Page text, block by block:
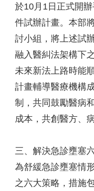
於10月1日正式開
件試辦計畫。本部
討小組，將上述試
融入醫糾法架構下
未來新法上路時能
計畫輔導醫療機構
制，共同鼓勵醫病
成本，共創醫方、
三、解決急診壅塞
為舒緩急診壅塞情
之六大策略，措施